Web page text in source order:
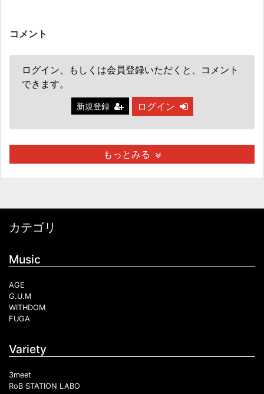
コメント
ログイン、もしくは会員登録いただくと、コメント
できます。
新規登録 ログイン
もっとみる
カテゴリ
Music
AGE
G.U.M
WITHDOM
FUGA
Variety
3meet
RoB STATION LABO